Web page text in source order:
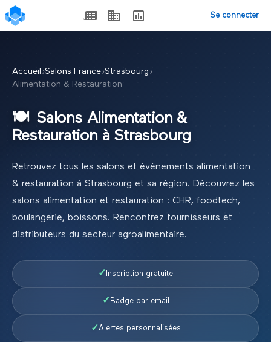
Se connecter
Accueil ›Salons France›Strasbourg ›
Alimentation & Restauration
🍽️ Salons Alimentation &
Restauration à Strasbourg
Retrouvez tous les salons et événements alimentation
& restauration à Strasbourg et sa région. Découvrez les
salons alimentation et restauration : CHR, foodtech,
boulangerie, boissons. Rencontrez fournisseurs et
distributeurs du secteur agroalimentaire.
✓ Inscription gratuite
✓ Badge par email
✓Alertes personnalisées